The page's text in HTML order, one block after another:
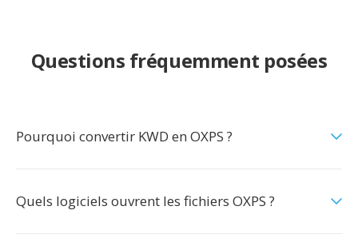
Questions fréquemment posées
Pourquoi convertir KWD en OXPS ?
Quels logiciels ouvrent les fichiers OXPS ?